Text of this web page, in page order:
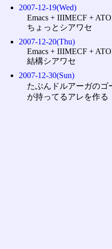
2007-12-19(Wed)
Emacs + IIIMECF +
ちょっとシアワセ
2007-12-20(Thu)
Emacs + IIIMECF +
結構シアワセ
2007-12-30(Sun)
たぶんドルアーガのゴ
が持ってるアレを作る